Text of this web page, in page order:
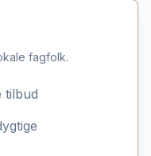
fagfolk.
tilbud